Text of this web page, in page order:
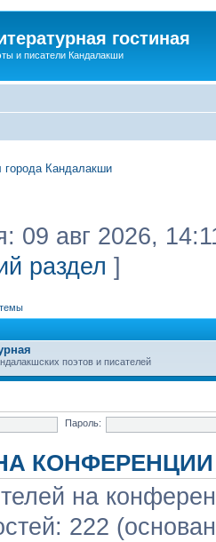
гостиная
и писатели Кандалакши
Кандалакши
09 авг 2026,
раздел ]
поэтов и писателей
Пароль:
КОНФЕРЕНЦИИ
на
222